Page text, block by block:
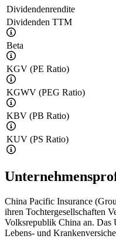
Dividendenrendite
Dividenden TTM
Beta
KGV (PE Ratio)
KGWV (PEG Ratio)
KBV (PB Ratio)
KUV (PS Ratio)
China Pacific Insurance
ihren Tochtergesellschaften
Volksrepublik China an. Das
Lebens- und